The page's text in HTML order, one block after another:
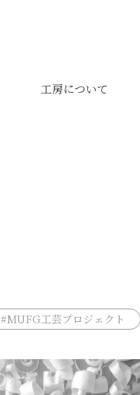
工房について
#MUFG工芸プロジェクト